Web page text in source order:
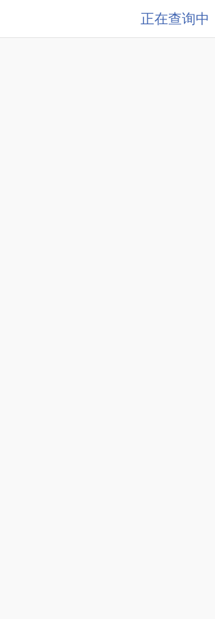
正在查询中